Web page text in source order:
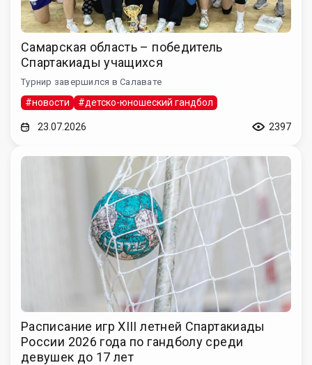
Самарская область – победитель
Спартакиады учащихся
Турнир завершился в Салавате
#новости #детско-юношеский гандбол
23.07.2026 2397
Расписание игр XIII летней Спартакиады
России 2026 года по гандболу среди
девушек до 17 лет